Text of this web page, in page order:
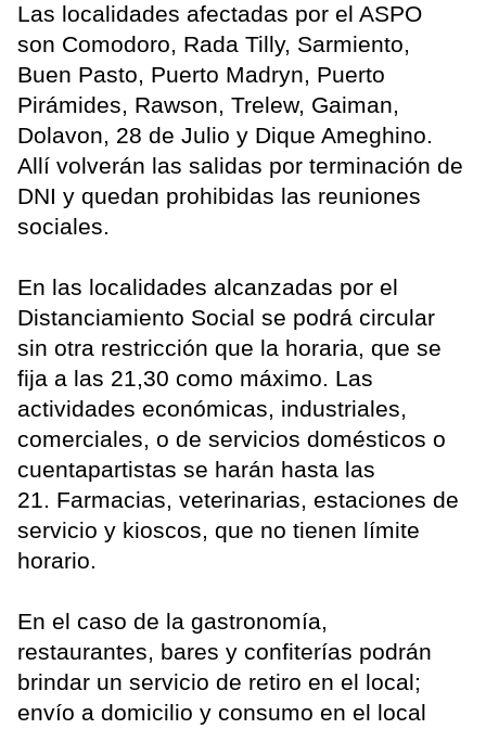
Las localidades afectadas por el ASPO
son Comodoro, Rada Tilly, Sarmiento,
Buen Pasto, Puerto Madryn, Puerto
Pirámides, Rawson, Trelew, Gaiman,
Dolavon, 28 de Julio y Dique Ameghino.
Allí volverán las salidas por terminación de
DNI y quedan prohibidas las reuniones
sociales.
En las localidades alcanzadas por el
Distanciamiento Social se podrá circular
sin otra restricción que la horaria, que se
fija a las 21,30 como máximo. Las
actividades económicas, industriales,
comerciales, o de servicios domésticos o
cuentapartistas se harán hasta las
21. Farmacias, veterinarias, estaciones de
servicio y kioscos, que no tienen límite
horario.
En el caso de la gastronomía,
restaurantes, bares y confiterías podrán
brindar un servicio de retiro en el local;
envío a domicilio y consumo en el local